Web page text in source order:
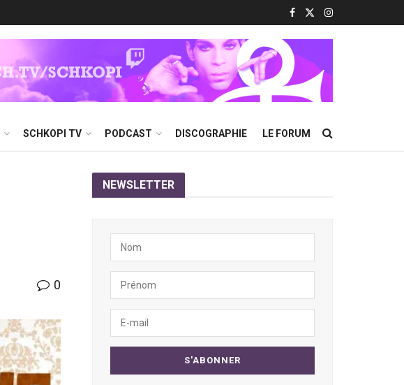
SCHKOPI TV PODCAST DISCOGRAPHIE LE FORUM
0
NEWSLETTER